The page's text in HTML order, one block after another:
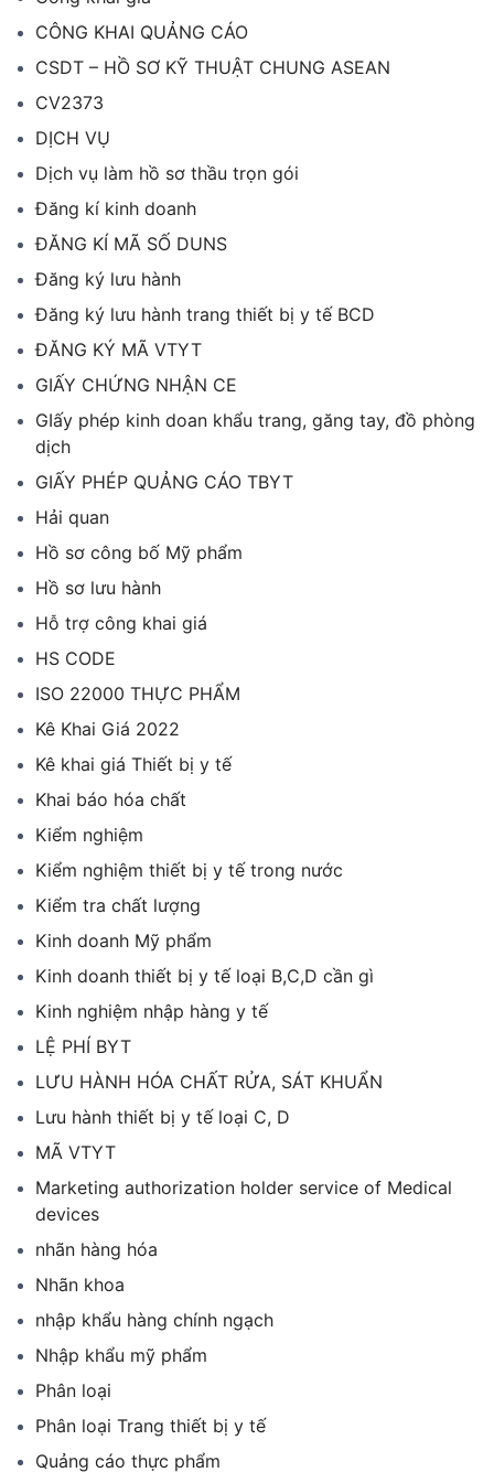
CÔNG KHAI QUẢNG CÁO
CSDT – HỒ SƠ KỸ THUẬT CHUNG ASEAN
CV2373
DỊCH VỤ
Dịch vụ làm hồ sơ thầu trọn gói
Đăng kí kinh doanh
ĐĂNG KÍ MÃ SỐ DUNS
Đăng ký lưu hành
Đăng ký lưu hành trang thiết bị y tế BCD
ĐĂNG KÝ MÃ VTYT
GIẤY CHỨNG NHẬN CE
GIấy phép kinh doan khẩu trang, găng tay, đồ phòng
dịch
GIẤY PHÉP QUẢNG CÁO TBYT
Hải quan
Hồ sơ công bố Mỹ phẩm
Hồ sơ lưu hành
Hỗ trợ công khai giá
HS CODE
ISO 22000 THỰC PHẨM
Kê Khai Giá 2022
Kê khai giá Thiết bị y tế
Khai báo hóa chất
Kiểm nghiệm
Kiểm nghiệm thiết bị y tế trong nước
Kiểm tra chất lượng
Kinh doanh Mỹ phẩm
Kinh doanh thiết bị y tế loại B,C,D cần gì
Kinh nghiệm nhập hàng y tế
LỆ PHÍ BYT
LƯU HÀNH HÓA CHẤT RỬA, SÁT KHUẨN
Lưu hành thiết bị y tế loại C, D
MÃ VTYT
Marketing authorization holder service of Medical
devices
nhãn hàng hóa
Nhãn khoa
nhập khẩu hàng chính ngạch
Nhập khẩu mỹ phẩm
Phân loại
Phân loại Trang thiết bị y tế
Quảng cáo thực phẩm